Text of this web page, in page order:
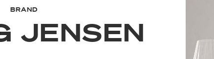
BRAND
JENSEN